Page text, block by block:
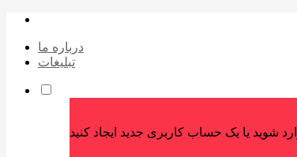
درباره ما
تبلیغات